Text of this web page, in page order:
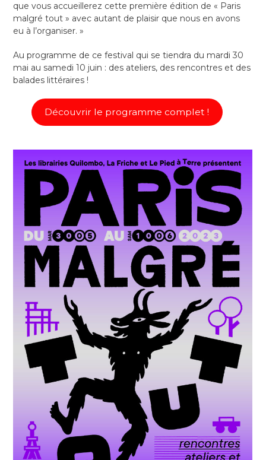
que vous accueillerez cette première édition de « Paris
malgré tout » avec autant de plaisir que nous en avons
eu à l’organiser. »
Au programme de ce festival qui se tiendra du mardi 30
mai au samedi 10 juin : des ateliers, des rencontres et des
balades littéraires !
Découvrir le programme complet !